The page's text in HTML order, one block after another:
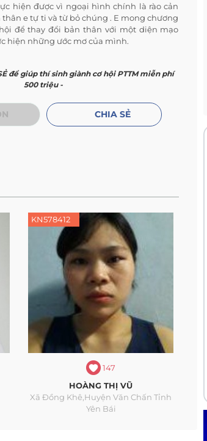
hiện được vì ngoại hình chính là rào cản
e tự ti và từ bỏ chúng . E mong chương
để thay đổi bản thân với một diện mạo
hiện những ước mơ của mình.
để giúp thí sinh giành cơ hội PTTM miễn phí
500 triệu -
CHIA SẺ
KN578412
147
HOÀNG THỊ VŨ
Xã Đồng Khê,huyện Văn Chấn Tỉnh
Yên Bái